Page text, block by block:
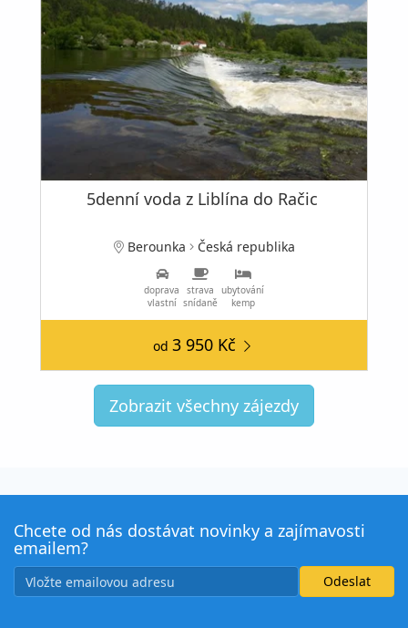
5denní voda z Liblína do Račic
Berounka Česká republika
doprava
vlastní
strava
snídaně
ubytování
kemp
od 3 950 Kč
Zobrazit všechny zájezdy
Chcete od nás dostávat novinky a zajímavosti
emailem?